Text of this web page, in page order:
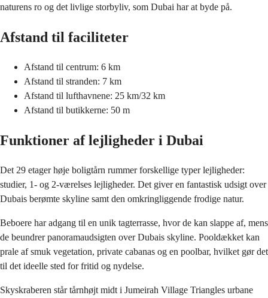
naturens ro og det livlige storbyliv, som Dubai har at byde på.
Afstand til faciliteter
Afstand til centrum: 6 km
Afstand til stranden: 7 km
Afstand til lufthavnene: 25 km/32 km
Afstand til butikkerne: 50 m
Funktioner af lejligheder i Dubai
Det 29 etager høje boligtårn rummer forskellige typer lejligheder:
studier, 1- og 2-værelses lejligheder. Det giver en fantastisk udsigt over
Dubais berømte skyline samt den omkringliggende frodige natur.
Beboere har adgang til en unik tagterrasse, hvor de kan slappe af, mens
de beundrer panoramaudsigten over Dubais skyline. Pooldækket kan
prale af smuk vegetation, private cabanas og en poolbar, hvilket gør det
til det ideelle sted for fritid og nydelse.
Skyskraberen står tårnhøjt midt i Jumeirah Village Triangles urbane